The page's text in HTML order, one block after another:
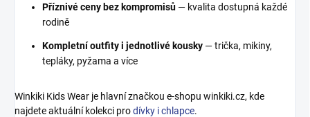
Příznivé ceny bez kompromisů — kvalita dostupná každé
rodině
Kompletní outfity i jednotlivé kousky — trička, mikiny,
tepláky, pyžama a více
Winkiki Kids Wear je hlavní značkou e-shopu winkiki.cz, kde
najdete aktuální kolekci prodívky i chlapce.